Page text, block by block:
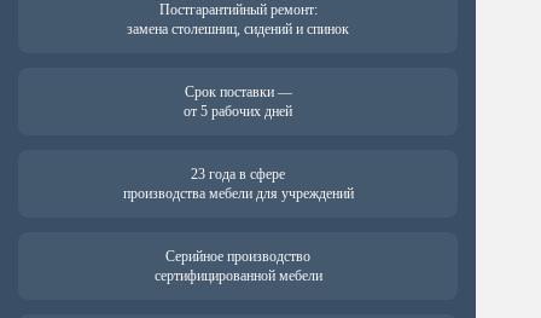
Постгарантийный ремонт:
замена столешниц, сидений и спинок
Срок поставки —
от 5 рабочих дней
23 года в сфере
производства мебели для учреждений
Серийное производство
сертифицированной мебели